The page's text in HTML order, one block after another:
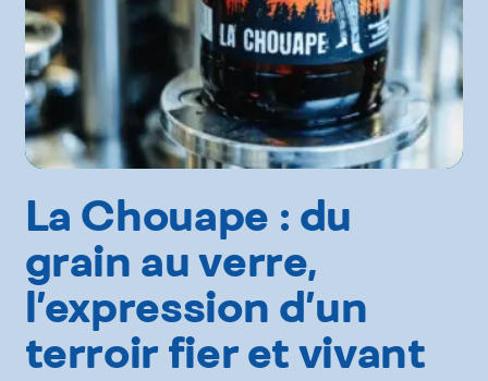
La Chouape : du
grain au verre,
l’expression d’un
terroir fier et vivant